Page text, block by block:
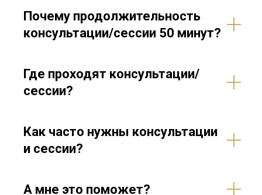
Почему продолжительность
консультации/сессии 50 минут?
Где проходят консультации/
сессии?
Как часто нужны консультации
и сессии?
А мне это поможет?